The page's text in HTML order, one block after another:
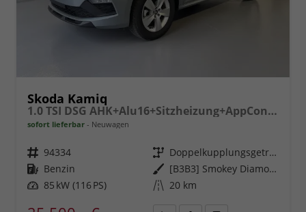
Skoda Kamiq
1.0 TSI DSG AHK+Alu16+Sitzheizung+AppConnect+GV5+LED+Nebel+Klima
sofort lieferbar Neuwagen
Fahrzeugnr. 94334 Getriebe
Doppelkupplungsgetriebe (DSG)
Kraftstoff Benzin Außenfarbe
[B3B3] Smokey Diamond-Silber Metallic
Leistung 85 kW (116 PS) Kilometerstand 20 km